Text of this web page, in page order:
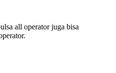
all operator juga bisa